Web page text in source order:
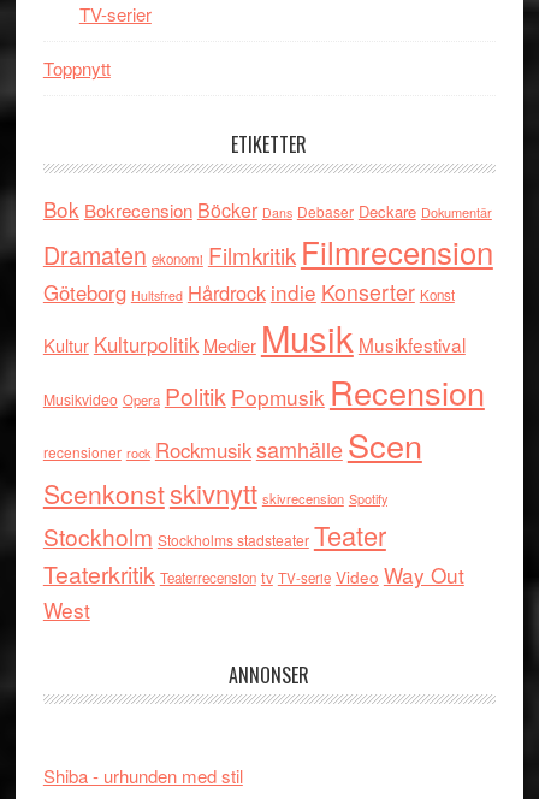
TV-serier
Toppnytt
ETIKETTER
Bok Bokrecension Böcker Dans Debaser Deckare Dokumentär
Dramaten ekonomi Filmkritik Filmrecension
Göteborg Hultsfred Hårdrock indie Konserter Konst
Kultur Kulturpolitik Medier Musik Musikfestival
Musikvideo Opera Politik Popmusik Recension
recensioner rock RockmusiksamhälleScen
Scenkonstskivnytt skivrecension Spotify
Stockholm Stockholms stadsteater Teater
Teaterkritik Teaterrecension tv TV-serie Video Way Out
West
ANNONSER
Shiba - urhunden med stil